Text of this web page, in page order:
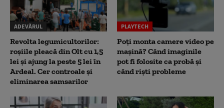
ADEVĂRUL
Revolta legumicultorilor:
roșiile pleacă din Olt cu 1,5
lei și ajung la peste 5 lei în
Ardeal. Cer controale și
eliminarea samsarilor
PLAYTECH
Poți monta camere video pe
mașină? Când imaginile
pot fi folosite ca probă și
când riști probleme